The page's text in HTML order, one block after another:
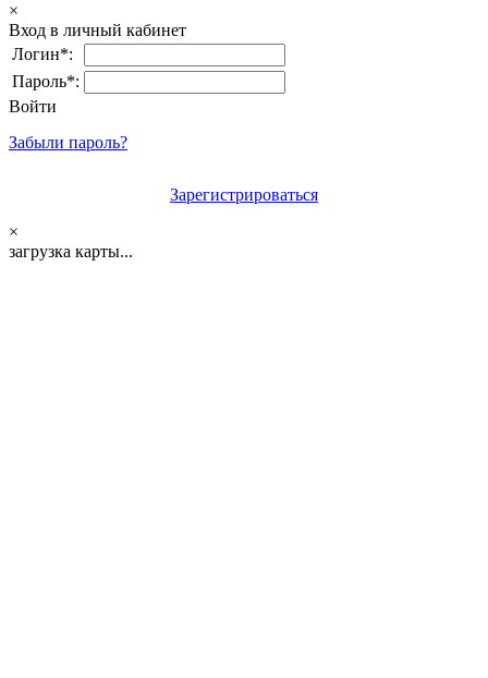
×
Вход в личный кабинет
Логин*:
Пароль*:
Войти
Забыли пароль?
Зарегистрироваться
×
загрузка карты...